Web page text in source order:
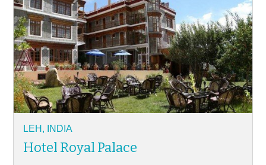
LEH, INDIA
Hotel Royal Palace